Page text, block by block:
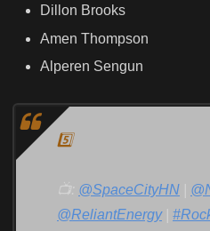
Dillon Brooks
Amen Thompson
Alperen Sengun
5️⃣
📺: @SpaceCityHN
@ReliantEnergy|